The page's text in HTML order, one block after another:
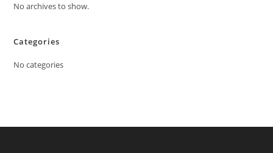
No archives to show.
Categories
No categories